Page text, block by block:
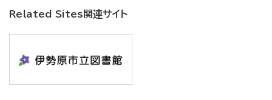
Related Sites関連サイト